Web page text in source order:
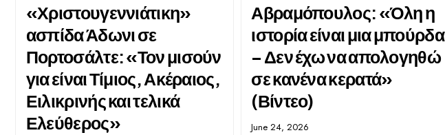
«Χριστουγεννιάτικη»
ασπίδα Άδωνι σε
Πορτοσάλτε: «Τον μισούν
για είναι Τίμιος, Ακέραιος,
Ειλικρινής και τελικά
Ελεύθερος»
Αβραμόπουλος: «Όλη η
ιστορία είναι μια μπούρδα
– Δεν έχω να απολογηθώ
σε κανένα κερατά»
(Βίντεο)
June 24, 2026